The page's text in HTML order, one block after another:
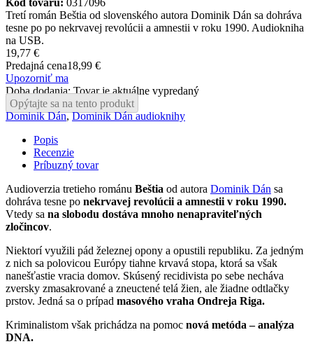
Tretí román Beštia od slovenského autora Dominik Dán sa dohráva
tesne po po nekrvavej revolúcii a amnestii v roku 1990. Audiokniha
na USB.
19,77 €
Predajná cena18,99 €
Upozorniť ma
Doba dodania: Tovar je aktuálne vypredaný
Opýtajte sa na tento produkt
Dominik Dán,Dominik Dán audioknihy
Popis
Recenzie
Príbuzný tovar
Audioverzia tretieho románu Beštia od autora Dominik Dán sa
dohráva tesne po nekrvavej revolúcii a amnestii v roku 1990.
Vtedy sa na slobodu dostáva mnoho nenapraviteľných
zločincov.
Niektorí využili pád železnej opony a opustili republiku. Za jedným
z nich sa polovicou Európy tiahne krvavá stopa, ktorá sa však
nanešťastie vracia domov. Skúsený recidivista po sebe necháva
zversky zmasakrované a zneuctené telá žien, ale žiadne odtlačky
prstov. Jedná sa o prípad masového vraha Ondreja Riga.
Kriminalistom však prichádza na pomoc nová metóda – analýza
DNA.